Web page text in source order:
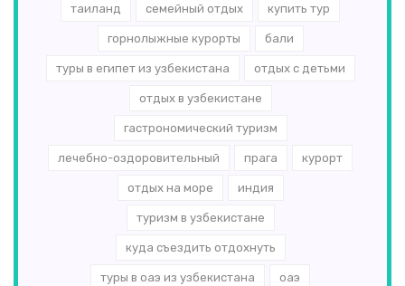
таиланд семейный отдых купить тур
горнолыжные курорты бали
туры в египет из узбекистана отдых с детьми
отдых в узбекистане
гастрономический туризм
лечебно-оздоровительный прага курорт
отдых на море индия
туризм в узбекистане
куда съездить отдохнуть
туры в оаэ из узбекистана оаэ